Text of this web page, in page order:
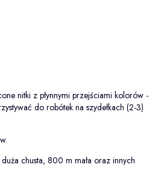
nitki z płynnymi przejściami kolorów -
do robótek na szydełkach (2-3)
chusta, 800 m mała oraz innych